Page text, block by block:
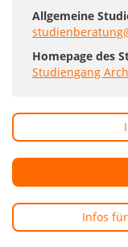
Allgemeine
Homepage des
Studiengang
Infos